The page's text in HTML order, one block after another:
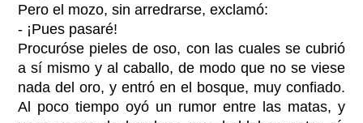
Pero el mozo, sin arredrarse, exclamó:
- ¡Pues pasaré!
Procuróse pieles de oso, con las cuales se cubrió
a sí mismo y al caballo, de modo que no se viese
nada del oro, y entró en el bosque, muy confiado.
Al poco tiempo oyó un rumor entre las matas, y